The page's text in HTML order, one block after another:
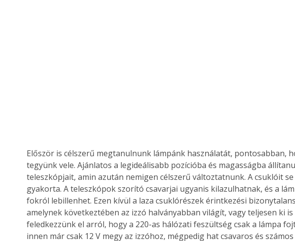
Először is célszerű megtanulnunk lámpánk használatát, pontosabban,
tegyünk vele. Ajánlatos a legideálisabb pozícióba és magasságba
teleszkópjait, amin azután nemigen célszerű változtatnunk. A csuklóit
gyakorta. A teleszkópok szorító csavarjai ugyanis kilazulhatnak, és a
fokról lebillenhet. Ezen kívül a laza csuklórészek érintkezési
amelynek következtében az izzó halványabban világít, vagy teljesen ki
feledkezzünk el arról, hogy a 220-as hálózati feszültség csak a lámpa
innen már csak 12 V megy az izzóhoz, mégpedig hat csavaros és